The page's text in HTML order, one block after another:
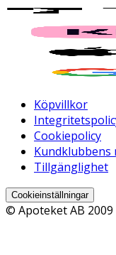
Köpvillkor
Cookiepolicy
Kundklubbens
Tillgänglighet
Cookieinställningar
© Apoteket AB 2009